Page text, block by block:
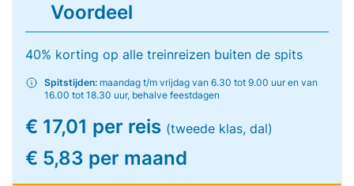
Voordeel
40% korting op alle treinreizen buiten de spits
Spitstijden: maandag t/m vrijdag van 6.30 tot 9.00 uur en van
16.00 tot 18.30 uur, behalve feestdagen
€ 17,01 per reis (tweede klas, dal)
€ 5,83 per maand